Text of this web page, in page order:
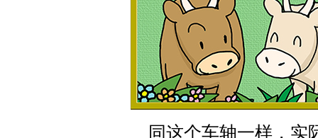
同这个车轴一样，实